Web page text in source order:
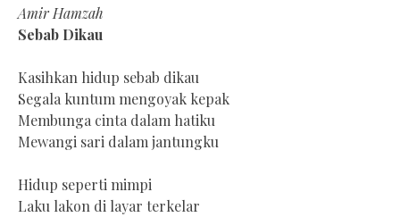
Amir Hamzah
Sebab Dikau
Kasihkan hidup sebab dikau
Segala kuntum mengoyak kepak
Membunga cinta dalam hatiku
Mewangi sari dalam jantungku
Hidup seperti mimpi
Laku lakon di layar terkelar